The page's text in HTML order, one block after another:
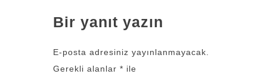
Bir yanıt yazın
E-posta adresiniz yayınlanmayacak.
Gerekli alanlar * ile